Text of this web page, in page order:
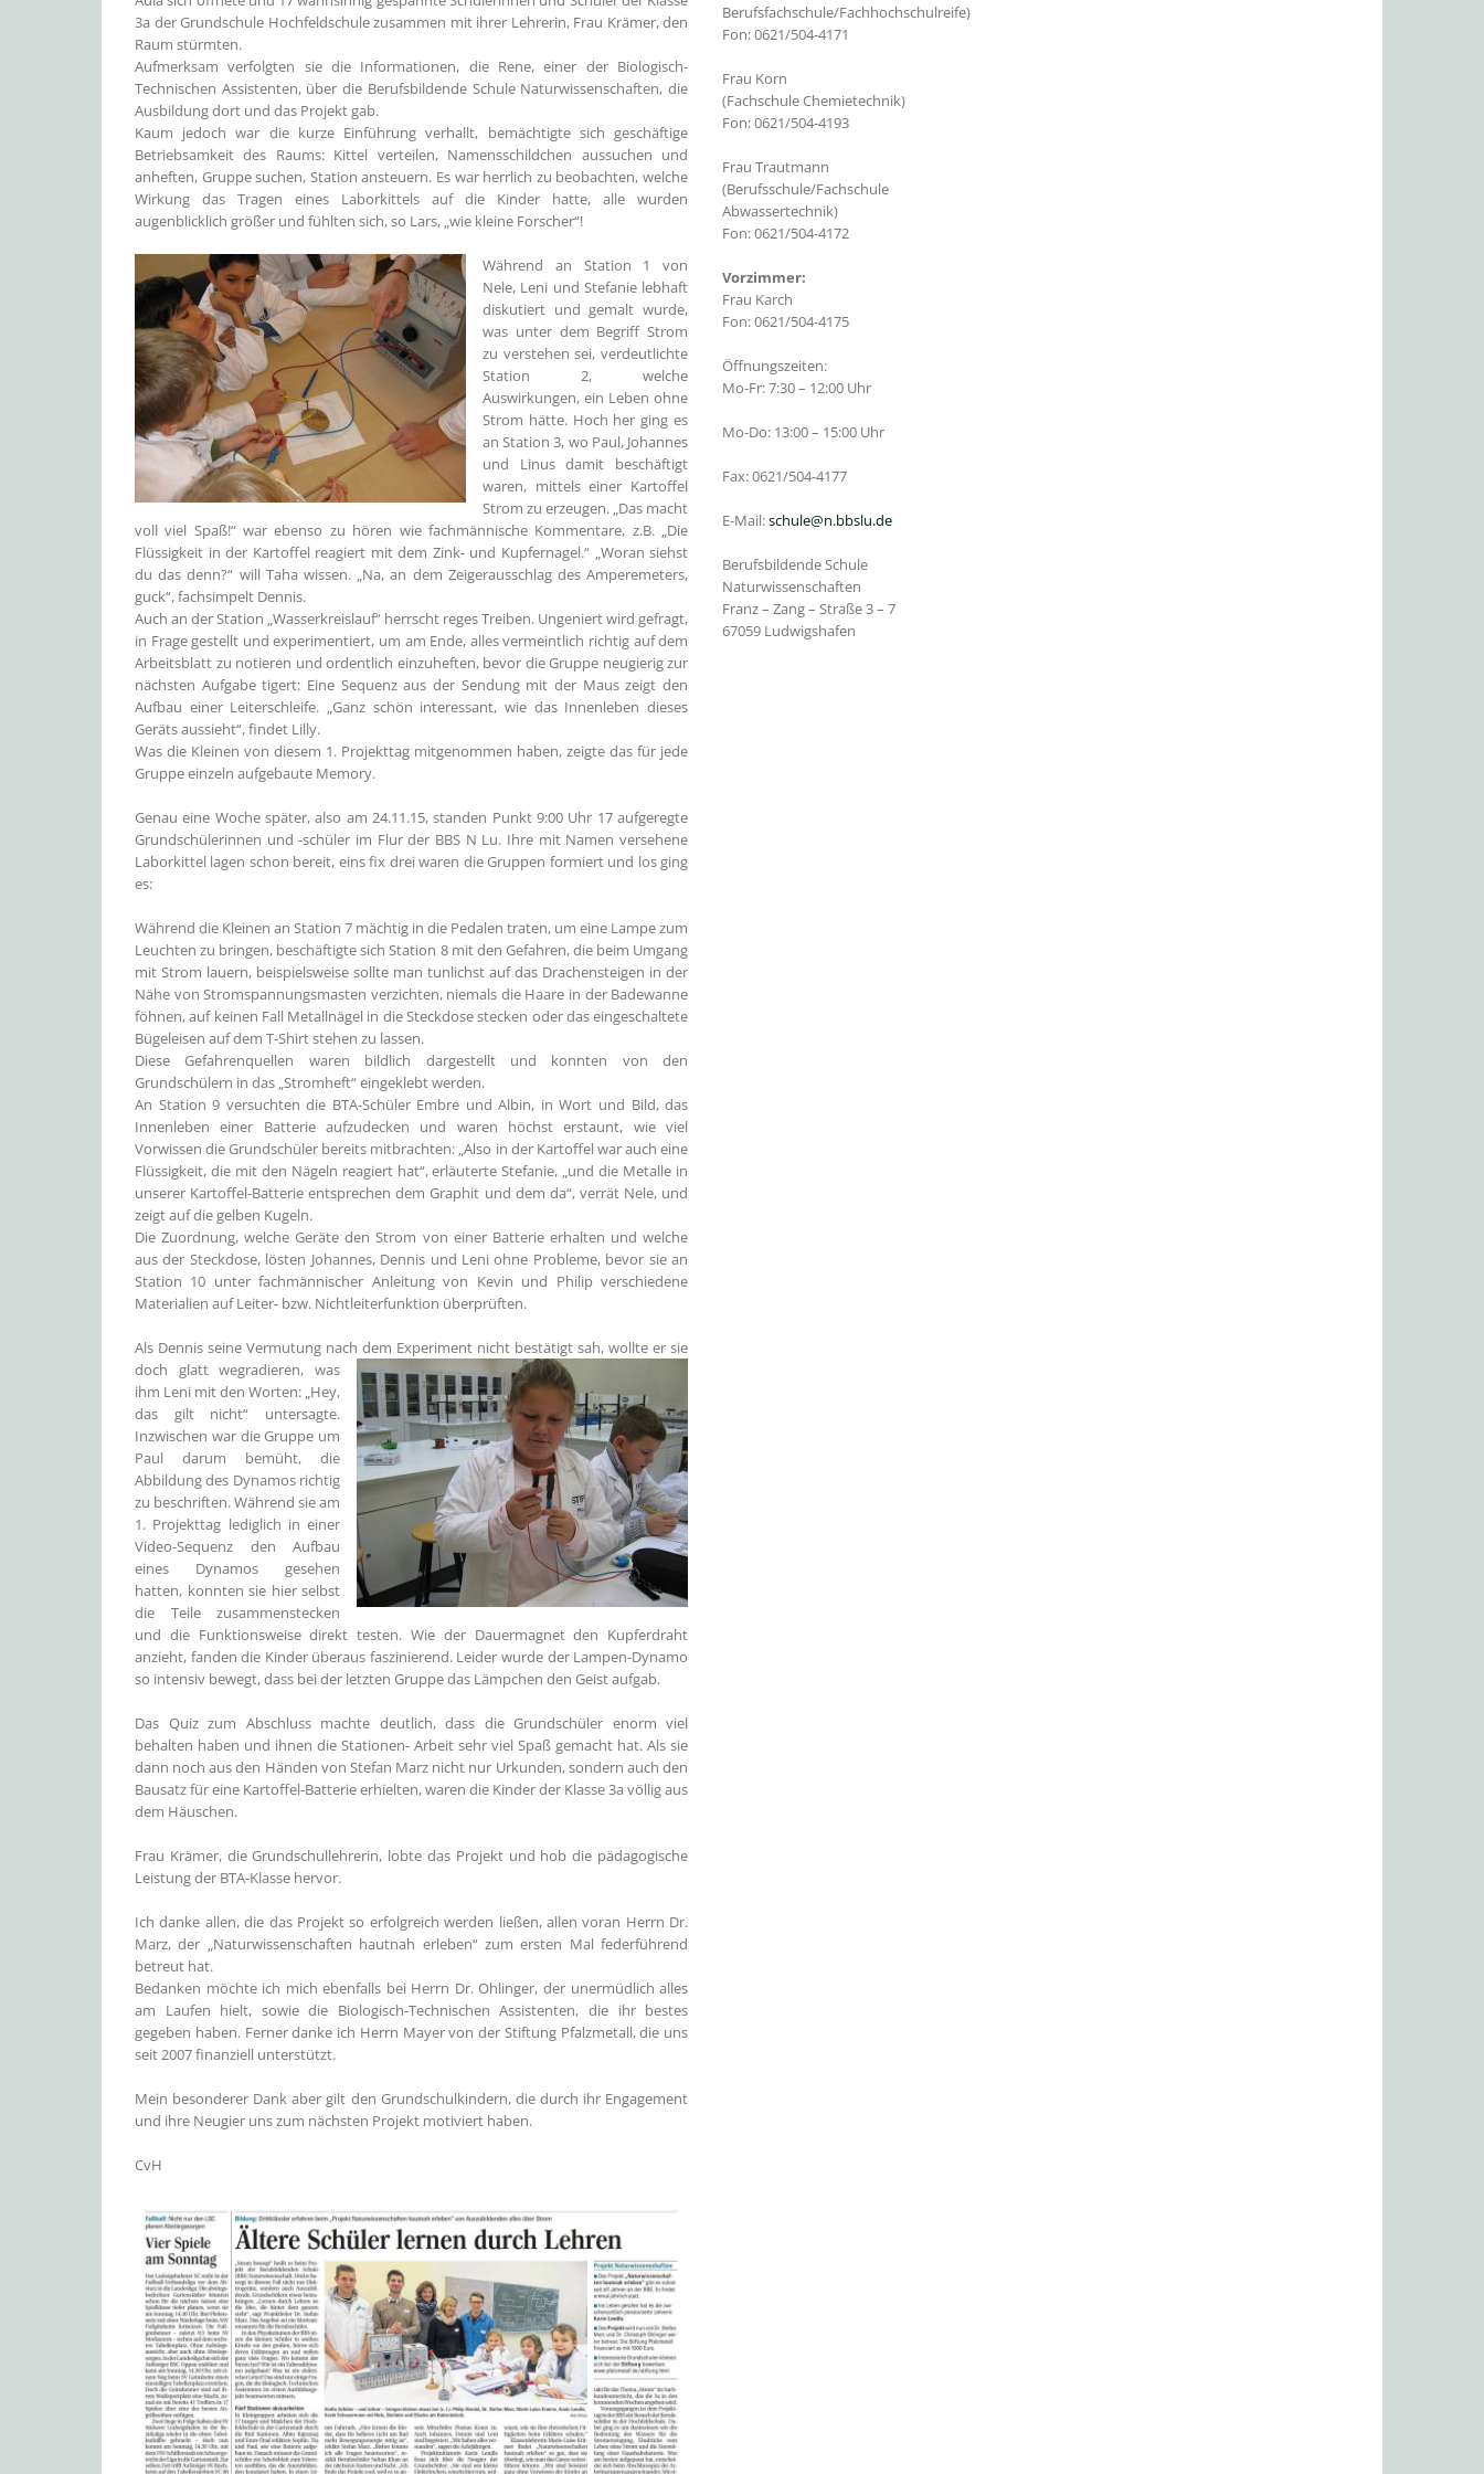
3a der Grundschule Hochfeldschule zusammen mit ihrer Lehrerin, Frau Krämer, den
Raum stürmten.
Aufmerksam verfolgten sie die Informationen, die Rene, einer der Biologisch-
Technischen Assistenten, über die Berufsbildende Schule Naturwissenschaften, die
Ausbildung dort und das Projekt gab.
Kaum jedoch war die kurze Einführung verhallt, bemächtigte sich geschäftige
Betriebsamkeit des Raums: Kittel verteilen, Namensschildchen aussuchen und
anheften, Gruppe suchen, Station ansteuern. Es war herrlich zu beobachten, welche
Wirkung das Tragen eines Laborkittels auf die Kinder hatte, alle wurden
augenblicklich größer und fühlten sich, so Lars, „wie kleine Forscher“!
Während an Station 1 von
Nele, Leni und Stefanie lebhaft
diskutiert und gemalt wurde,
was unter dem Begriff Strom
zu verstehen sei, verdeutlichte
Station 2, welche
Auswirkungen, ein Leben ohne
Strom hätte. Hoch her ging es
an Station 3, wo Paul, Johannes
und Linus damit beschäftigt
waren, mittels einer Kartoffel
Strom zu erzeugen. „Das macht
voll viel Spaß!“ war ebenso zu hören wie fachmännische Kommentare, z.B. „Die
Flüssigkeit in der Kartoffel reagiert mit dem Zink- und Kupfernagel.“ „Woran siehst
du das denn?“ will Taha wissen. „Na, an dem Zeigerausschlag des Amperemeters,
guck“, fachsimpelt Dennis.
Auch an der Station „Wasserkreislauf“ herrscht reges Treiben. Ungeniert wird gefragt,
in Frage gestellt und experimentiert, um am Ende, alles vermeintlich richtig auf dem
Arbeitsblatt zu notieren und ordentlich einzuheften, bevor die Gruppe neugierig zur
nächsten Aufgabe tigert: Eine Sequenz aus der Sendung mit der Maus zeigt den
Aufbau einer Leiterschleife. „Ganz schön interessant, wie das Innenleben dieses
Geräts aussieht“, findet Lilly.
Was die Kleinen von diesem 1. Projekttag mitgenommen haben, zeigte das für jede
Gruppe einzeln aufgebaute Memory.
Genau eine Woche später, also am 24.11.15, standen Punkt 9:00 Uhr 17 aufgeregte
Grundschülerinnen und -schüler im Flur der BBS N Lu. Ihre mit Namen versehene
Laborkittel lagen schon bereit, eins fix drei waren die Gruppen formiert und los ging
es:
Während die Kleinen an Station 7 mächtig in die Pedalen traten, um eine Lampe zum
Leuchten zu bringen, beschäftigte sich Station 8 mit den Gefahren, die beim Umgang
mit Strom lauern, beispielsweise sollte man tunlichst auf das Drachensteigen in der
Nähe von Stromspannungsmasten verzichten, niemals die Haare in der Badewanne
föhnen, auf keinen Fall Metallnägel in die Steckdose stecken oder das eingeschaltete
Bügeleisen auf dem T-Shirt stehen zu lassen.
Diese Gefahrenquellen waren bildlich dargestellt und konnten von den
Grundschülern in das „Stromheft“ eingeklebt werden.
An Station 9 versuchten die BTA-Schüler Embre und Albin, in Wort und Bild, das
Innenleben einer Batterie aufzudecken und waren höchst erstaunt, wie viel
Vorwissen die Grundschüler bereits mitbrachten: „Also in der Kartoffel war auch eine
Flüssigkeit, die mit den Nägeln reagiert hat“, erläuterte Stefanie, „und die Metalle in
unserer Kartoffel-Batterie entsprechen dem Graphit und dem da“, verrät Nele, und
zeigt auf die gelben Kugeln.
Die Zuordnung, welche Geräte den Strom von einer Batterie erhalten und welche
aus der Steckdose, lösten Johannes, Dennis und Leni ohne Probleme, bevor sie an
Station 10 unter fachmännischer Anleitung von Kevin und Philip verschiedene
Materialien auf Leiter- bzw. Nichtleiterfunktion überprüften.
Als Dennis seine Vermutung nach dem Experiment nicht bestätigt sah, wollte er sie
doch glatt wegradieren,was
ihm Leni mit den Worten: „Hey,
das gilt nicht“ untersagte.
Inzwischen war die Gruppe um
Paul darum bemüht, die
Abbildung des Dynamos richtig
zu beschriften. Während sie am
1. Projekttag lediglich in einer
Video-Sequenz den Aufbau
eines Dynamos gesehen
hatten, konnten sie hier selbst
die Teile zusammenstecken
und die Funktionsweise direkt testen. Wie der Dauermagnet den Kupferdraht
anzieht, fanden die Kinder überaus faszinierend. Leider wurde der Lampen-Dynamo
so intensiv bewegt, dass bei der letzten Gruppe das Lämpchen den Geist aufgab.
Das Quiz zum Abschluss machte deutlich, dass die Grundschüler enorm viel
behalten haben und ihnen die Stationen- Arbeit sehr viel Spaß gemacht hat. Als sie
dann noch aus den Händen von Stefan Marz nicht nur Urkunden, sondern auch den
Bausatz für eine Kartoffel-Batterie erhielten, waren die Kinder der Klasse 3a völlig aus
dem Häuschen.
Frau Krämer, die Grundschullehrerin, lobte das Projekt und hob die pädagogische
Leistung der BTA-Klasse hervor.
Ich danke allen, die das Projekt so erfolgreich werden ließen, allen voran Herrn Dr.
Marz, der „Naturwissenschaften hautnah erleben“ zum ersten Mal federführend
betreut hat.
Bedanken möchte ich mich ebenfalls bei Herrn Dr. Ohlinger, der unermüdlich alles
am Laufen hielt, sowie die Biologisch-Technischen Assistenten, die ihr bestes
gegeben haben. Ferner danke ich Herrn Mayer von der Stiftung Pfalzmetall, die uns
seit 2007 finanziell unterstützt.
Mein besonderer Dank aber gilt den Grundschulkindern, die durch ihr Engagement
und ihre Neugier uns zum nächsten Projekt motiviert haben.
CvH
Berufsfachschule/Fachhochschulreife)
Fon: 0621/504-4171
Frau Korn
(Fachschule Chemietechnik)
Fon: 0621/504-4193
Frau Trautmann
(Berufsschule/Fachschule
Abwassertechnik)
Fon: 0621/504-4172
Vorzimmer:
Frau Karch
Fon: 0621/504-4175
Öffnungszeiten:
Mo-Fr: 7:30 – 12:00 Uhr
Mo-Do: 13:00 – 15:00 Uhr
Fax: 0621/504-4177
E-Mail:schule@n.bbslu.de
Berufsbildende Schule
Naturwissenschaften
Franz – Zang – Straße 3 – 7
67059 Ludwigshafen